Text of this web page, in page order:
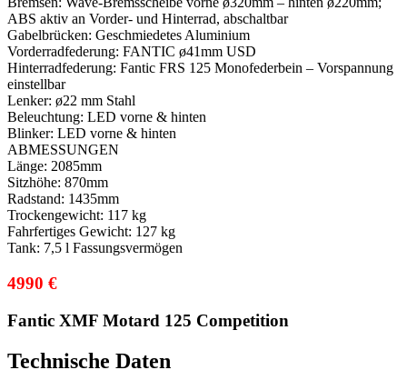
ABS aktiv an Vorder- und Hinterrad, abschaltbar
Gabelbrücken: Geschmiedetes Aluminium
Vorderradfederung: FANTIC ø41mm USD
Hinterradfederung: Fantic FRS 125 Monofederbein – Vorspannung
einstellbar
Lenker: ø22 mm Stahl
Beleuchtung: LED vorne & hinten
Blinker: LED vorne & hinten
ABMESSUNGEN
Länge: 2085mm
Sitzhöhe: 870mm
Radstand: 1435mm
Trockengewicht: 117 kg
Fahrfertiges Gewicht: 127 kg
Tank: 7,5 l Fassungsvermögen
4990 €
Fantic XMF Motard 125 Competition
Technische Daten